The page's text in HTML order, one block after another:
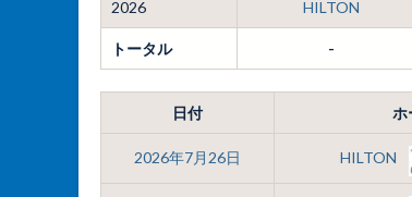
2026 HILTON
トータル -
日付 ホ
2026年7月26日 HILTON